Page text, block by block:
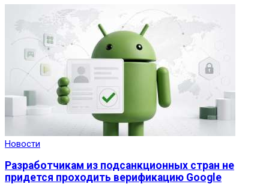
Новости
Разработчикам из подсанкционных стран не
придется проходить верификацию Google